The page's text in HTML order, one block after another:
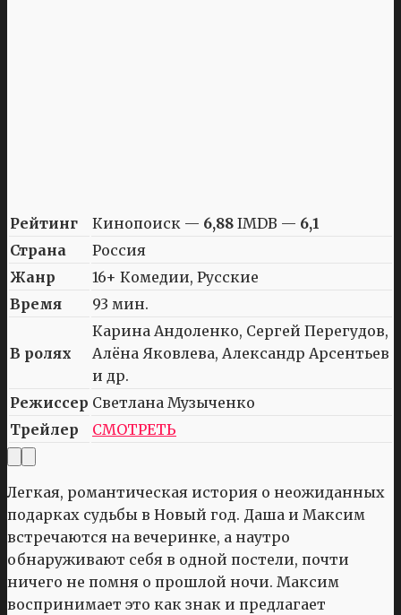
Рейтинг Кинопоиск — 6,88 IMDB — 6,1
Страна
Россия
Жанр
16+ Комедии, Русские
Время
93 мин.
В ролях
Карина Андоленко, Сергей Перегудов,
Алёна Яковлева, Александр Арсентьев
и др.
Режиссер Светлана Музыченко
Трейлер
СМОТРЕТЬ
Легкая, романтическая история о неожиданных
подарках судьбы в Новый год. Даша и Максим
встречаются на вечеринке, а наутро
обнаруживают себя в одной постели, почти
ничего не помня о прошлой ночи. Максим
воспринимает это как знак и предлагает